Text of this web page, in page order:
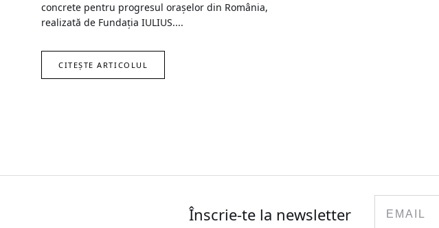
concrete pentru progresul orașelor din România,
realizată de Fundația IULIUS....
CITEȘTE ARTICOLUL
Înscrie-te la newsletter